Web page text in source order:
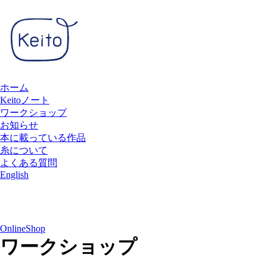
ホーム
Keitoノート
ワークショップ
お知らせ
本に載っている作品
糸について
よくある質問
English
OnlineShop
ワークショップ